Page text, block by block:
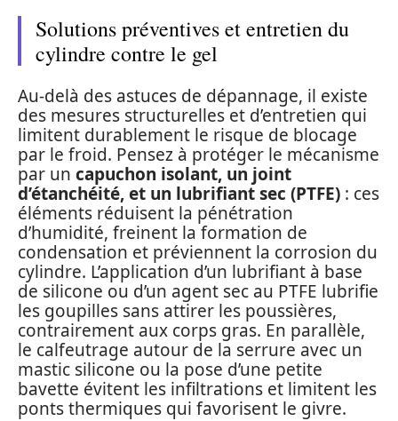
Solutions préventives et entretien du
cylindre contre le gel
Au-delà des astuces de dépannage, il existe
des mesures structurelles et d’entretien qui
limitent durablement le risque de blocage
par le froid. Pensez à protéger le mécanisme
par un capuchon isolant, un joint
d’étanchéité, et un lubrifiant sec (PTFE) : ces
éléments réduisent la pénétration
d’humidité, freinent la formation de
condensation et préviennent la corrosion du
cylindre. L’application d’un lubrifiant à base
de silicone ou d’un agent sec au PTFE lubrifie
les goupilles sans attirer les poussières,
contrairement aux corps gras. En parallèle,
le calfeutrage autour de la serrure avec un
mastic silicone ou la pose d’une petite
bavette évitent les infiltrations et limitent les
ponts thermiques qui favorisent le givre.